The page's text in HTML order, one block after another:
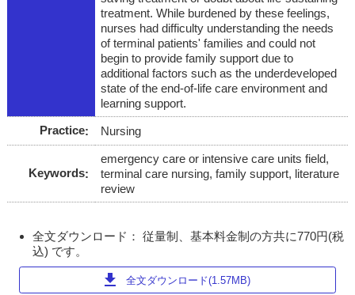
treatment. While burdened by these feelings,
nurses had difficulty understanding the needs
of terminal patients' families and could not
begin to provide family support due to
additional factors such as the underdeveloped
state of the end-of-life care environment and
learning support.
Practice
Nursing
Keywords
emergency care or intensive care units field,
terminal care nursing, family support, literature
review
全文ダウンロード： 従量制、基本料金制の方共に770円(税
込) です。
download 全文ダウンロード(1.57MB)